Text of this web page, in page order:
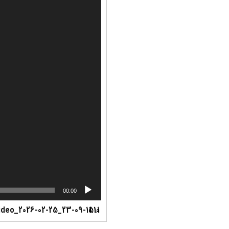
00:00
1.
02-25_23-09-151:10